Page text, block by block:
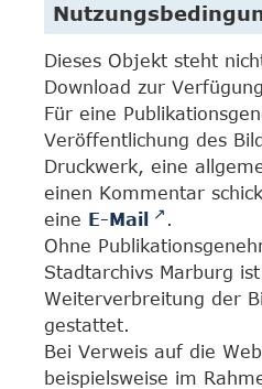
Dieses Objekt steht
Download zur
Für eine
Veröffentlichung des
Druckwerk, eine
einen Kommentar
eine E-Mail
.
Ohne
Stadtarchivs Marburg
Weiterverbreitung der
gestattet.
Bei Verweis auf die
beispielsweise im